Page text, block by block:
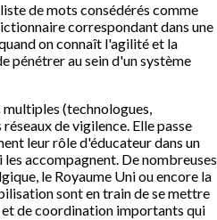
de mots consédérés comme
correspondant dans une
on connaît l'agilité et la
pénétrer au sein d'un système
(technologues,
de vigilence. Elle passe
leur rôle d'éducateur dans un
accompagnent. De nombreuses
le Royaume Uni ou encore la
sont en train de se mettre
et de coordination importants qui